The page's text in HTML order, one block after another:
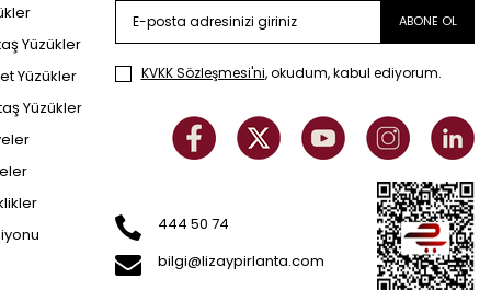
Yüzükler
Yüzükler
Yüzükler
ABONE OL
KVKK Sözleşmesi'ni, okudum, kabul ediyorum.
444 50 74
bilgi@lizaypirlanta.com